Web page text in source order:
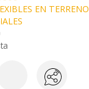
EN TERRENO